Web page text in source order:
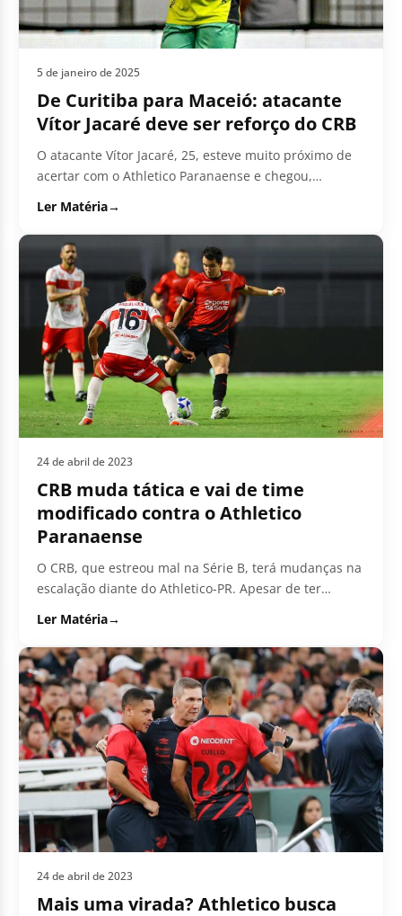
5 de janeiro de 2025
De Curitiba para Maceió: atacante
Vítor Jacaré deve ser reforço do CRB
O atacante Vítor Jacaré, 25, esteve muito próximo de
acertar com o Athletico Paranaense e chegou,
Ler Matéria→
24 de abril de 2023
CRB muda tática e vai de time
modificado contra o Athletico
Paranaense
O CRB, que estreou mal na Série B, terá mudanças na
escalação diante do Athletico-PR. Apesar de ter
Ler Matéria→
24 de abril de 2023
Mais uma virada? Athletico busca